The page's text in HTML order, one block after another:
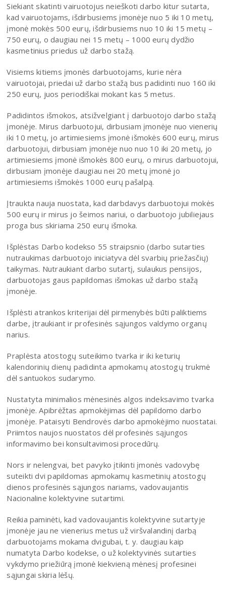
Siekiant skatinti vairuotojus neieškoti darbo kitur sutarta,
kad vairuotojams, išdirbusiems įmonėje nuo 5 iki 10 metų,
įmonė mokės 500 eurų, išdirbusiems nuo 10 iki 15 metų –
750 eurų, o daugiau nei 15 metų – 1000 eurų dydžio
kasmetinius priedus už darbo stažą.
Visiems kitiems įmonės darbuotojams, kurie nėra
vairuotojai, priedai už darbo stažą bus padidinti nuo 160 iki
250 eurų, juos periodiškai mokant kas 5 metus.
Padidintos išmokos, atsižvelgiant į darbuotojo darbo stažą
įmonėje. Mirus darbuotojui, dirbusiam įmonėje nuo vienerių
iki 10 metų, jo artimiesiems įmonė išmokės 600 eurų, mirus
darbuotojui, dirbusiam įmonėje nuo nuo 10 iki 20 metų, jo
artimiesiems įmonė išmokės 800 eurų, o mirus darbuotojui,
dirbusiam įmonėje daugiau nei 20 metų įmonė jo
artimiesiems išmokės 1000 eurų pašalpą.
Įtraukta nauja nuostata, kad darbdavys darbuotojui mokės
500 eurų ir mirus jo šeimos nariui, o darbuotojo jubiliejaus
proga bus skiriama 250 eurų išmoka.
Išplėstas Darbo kodekso 55 straipsnio (darbo sutarties
nutraukimas darbuotojo iniciatyva dėl svarbių priežasčių)
taikymas. Nutraukiant darbo sutartį, sulaukus pensijos,
darbuotojas gaus papildomas išmokas už darbo stažą
įmonėje.
Išplėsti atrankos kriterijai dėl pirmenybės būti paliktiems
darbe, įtraukiant ir profesinės sąjungos valdymo organų
narius.
Praplėsta atostogų suteikimo tvarka ir iki keturių
kalendorinių dienų padidinta apmokamų atostogų trukmė
dėl santuokos sudarymo.
Nustatyta minimalios mėnesinės algos indeksavimo tvarka
įmonėje. Apibrėžtas apmokėjimas dėl papildomo darbo
įmonėje. Pataisyti Bendrovės darbo apmokėjimo nuostatai.
Priimtos naujos nuostatos dėl profesinės sąjungos
informavimo bei konsultavimosi procedūrų.
Nors ir nelengvai, bet pavyko įtikinti įmonės vadovybę
suteikti dvi papildomas apmokamų kasmetinių atostogų
dienos profesinės sąjungos nariams, vadovaujantis
Nacionaline kolektyvine sutartimi.
Reikia paminėti, kad vadovaujantis kolektyvine sutartyje
įmonėje jau ne vienerius metus už viršvalandinį darbą
darbuotojams mokama dvigubai, t. y. daugiau kaip
numatyta Darbo kodekse, o už kolektyvinės sutarties
vykdymo priežiūrą įmonė kiekvieną mėnesį profesinei
sąjungai skiria lėšų.